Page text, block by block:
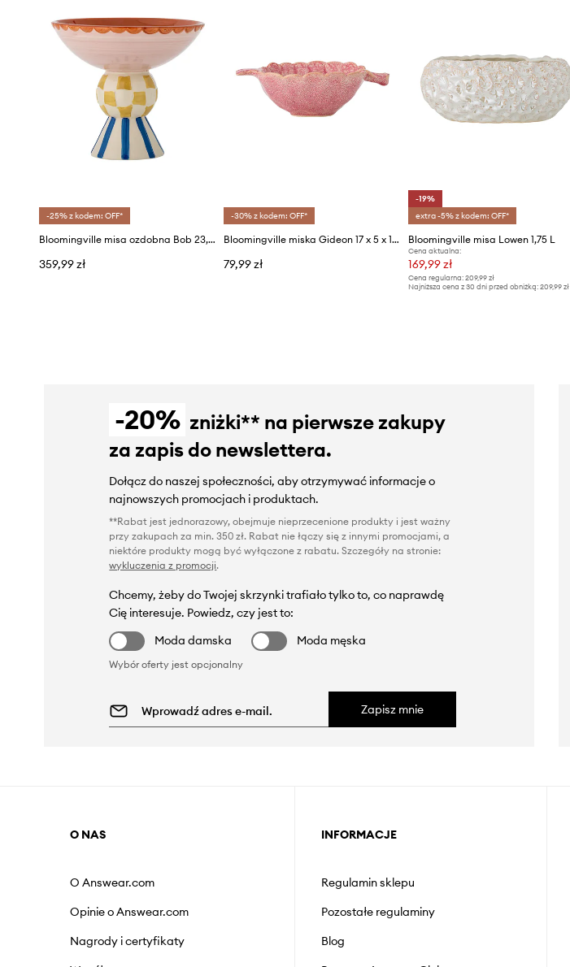
-25% z kodem: OFF*
Bloomingville misa ozdobna Bob 23,5 x 21 cm
359,99 zł
-30% z kodem: OFF*
Bloomingville miska Gideon 17 x 5 x 14 cm
79,99 zł
-19%
extra -5% z kodem: OFF*
Bloomingville misa Lowen 1,75 L
Cena aktualna:
169,99 zł
Cena regularna: 209,99 zł
Najniższa cena z 30 dni przed obniżką: 209,99 zł
-20% zniżki** na pierwsze zakupy
za zapis do newslettera.
Dołącz do naszej społeczności, aby otrzymywać informacje o
najnowszych promocjach i produktach.
**Rabat jest jednorazowy, obejmuje nieprzecenione produkty i jest ważny
przy zakupach za min. 350 zł. Rabat nie łączy się z innymi promocjami, a
niektóre produkty mogą być wyłączone z rabatu. Szczegóły na stronie:
wykluczenia z promocji.
Chcemy, żeby do Twojej skrzynki trafiało tylko to, co naprawdę
Cię interesuje. Powiedz, czy jest to:
Moda damska
Moda męska
Wybór oferty jest opcjonalny
Zapisz mnie
O NAS
O Answear.com
Opinie o Answear.com
Nagrody i certyfikaty
INFORMACJE
Regulamin sklepu
Pozostałe regulaminy
Blog